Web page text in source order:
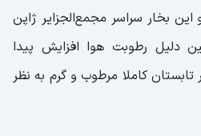
بخار سراسر مجمع‌الجزایر ژاپن
رطوبت هوا افزایش پیدا
کاملا مرطوب و گرم به نظر